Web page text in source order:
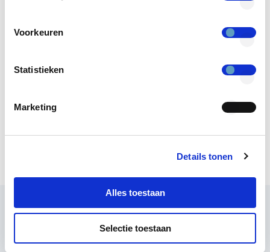
Voorkeuren
Statistieken
Marketing
Details tonen
Alles toestaan
Selectie toestaan
100% Nederlands software bedrijf
Voldoen aan wet- en regelgeving
Offboarden van